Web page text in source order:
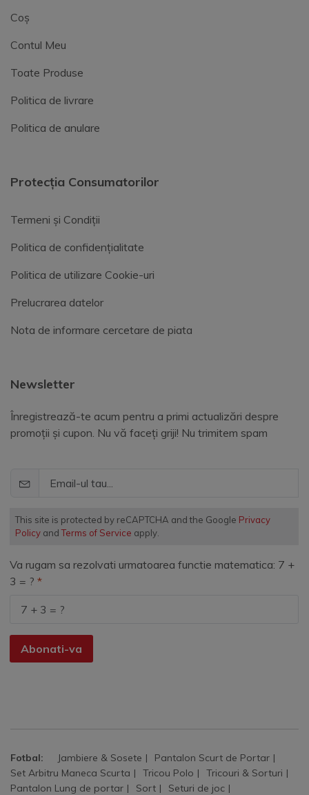
Coș
Contul Meu
Toate Produse
Politica de livrare
Politica de anulare
Protecția Consumatorilor
Termeni și Condiții
Politica de confidențialitate
Politica de utilizare Cookie-uri
Prelucrarea datelor
Nota de informare cercetare de piata
Newsletter
Înregistrează-te acum pentru a primi actualizări despre
promoții și cupon. Nu vă faceți griji! Nu trimitem spam
This site is protected by reCAPTCHA and the Google Privacy
Policy andTerms of Service apply.
Va rugam sa rezolvati urmatoarea functie matematica: 7 +
3 = ?
Abonati-va
Fotbal: Jambiere & Sosete
Pantalon Scurt de Portar
Set Arbitru Maneca Scurta
Tricou Polo
Tricouri & Sorturi
Pantalon Lung de portar
Sort
Seturi de joc